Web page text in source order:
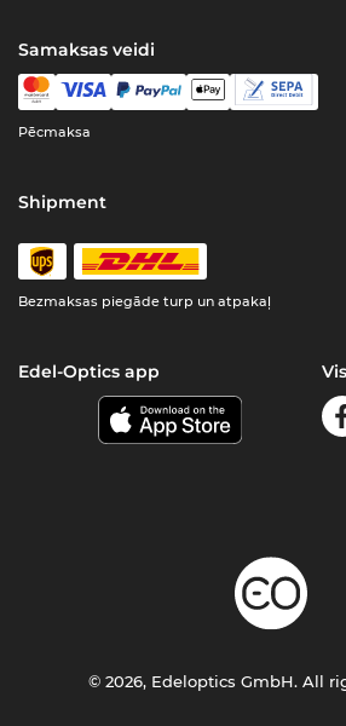
Samaksas veidi
Pēcmaksa
Shipment
Bezmaksas piegāde turp un atpakaļ
Edel-Optics app
© 2026, Edeloptics GmbH. All